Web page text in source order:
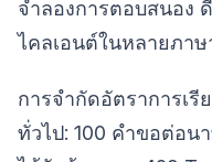
จำลองการตอบสนอง
ไคลเอนต์ในหลายภาษ
การจำกัดอัตราการเรี
ทั่วไป: 100 คำขอต่อน